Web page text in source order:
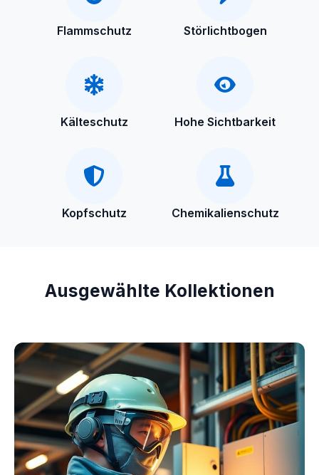
Flammschutz Störlichtbogen
Kälteschutz Hohe Sichtbarkeit
Kopfschutz Chemikalienschutz
Ausgewählte Kollektionen